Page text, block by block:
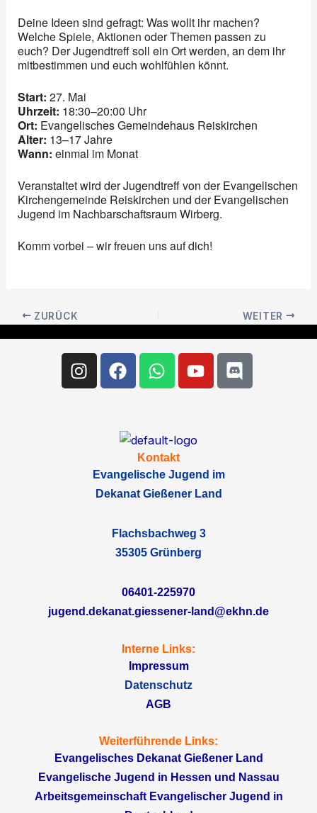
Deine Ideen sind gefragt: Was wollt ihr machen?
Welche Spiele, Aktionen oder Themen passen zu
euch? Der Jugendtreff soll ein Ort werden, an dem ihr
mitbestimmen und euch wohlfühlen könnt.
Start: 27. Mai
Uhrzeit: 18:30–20:00 Uhr
Ort: Evangelisches Gemeindehaus Reiskirchen
Alter: 13–17 Jahre
Wann: einmal im Monat
Veranstaltet wird der Jugendtreff von der Evangelischen
Kirchengemeinde Reiskirchen und der Evangelischen
Jugend im Nachbarschaftsraum Wirberg.
Komm vorbei – wir freuen uns auf dich!
ZURÜCK WEITER
Instagram
FacebookWhatsapp
YoutubeDiscord
Kontakt
Evangelische Jugend im
Dekanat Gießener Land
Flachsbachweg 3
35305 Grünberg
06401-225970
jugend.dekanat.giessener-land@ekhn.de
Interne Links:
Impressum
Datenschutz
AGB
Weiterführende Links:
Evangelisches Dekanat Gießener Land
Evangelische Jugend in Hessen und Nassau
Arbeitsgemeinschaft Evangelischer Jugend in